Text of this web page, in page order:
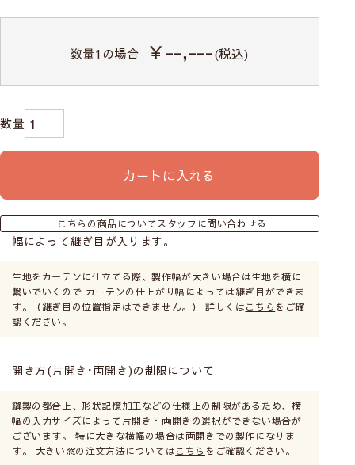
数量1の場合 ￥--,---(税込)
カートに入れる
こちらの商品についてスタッフに問い合わせる
幅によって継ぎ目が入ります。
生地をカーテンに仕立てる際、製作幅が大きい場合は生地を横に
繋いでいくので カーテンの仕上がり幅によっては継ぎ目ができま
す。（継ぎ目の位置指定はできません。） 詳しくはこちら をご確
認ください。
開き方(片開き･両開き)の制限について
縫製の都合上、形状記憶加工などの仕様上の制限があるため、横
幅の入力サイズによって片開き・両開きの選択ができない場合が
ございます。 特に大きな横幅の場合は両開きでの製作になりま
す。 大きい窓の注文方法についてはこちら をご確認ください。